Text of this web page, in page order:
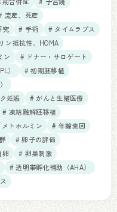
流産、死産
究 # 手術
# タイムラプス
ン抵抗性、HOMA
ン
# ドナー・サロゲート
）
# 初期胚移植
妊娠
# がんと生殖医療
# 凍結融解胚移植
トホルミン
# 年齢素因
# 卵子の評価
卵
# 卵巣刺激
# 透明帯孵化補助（AHA）